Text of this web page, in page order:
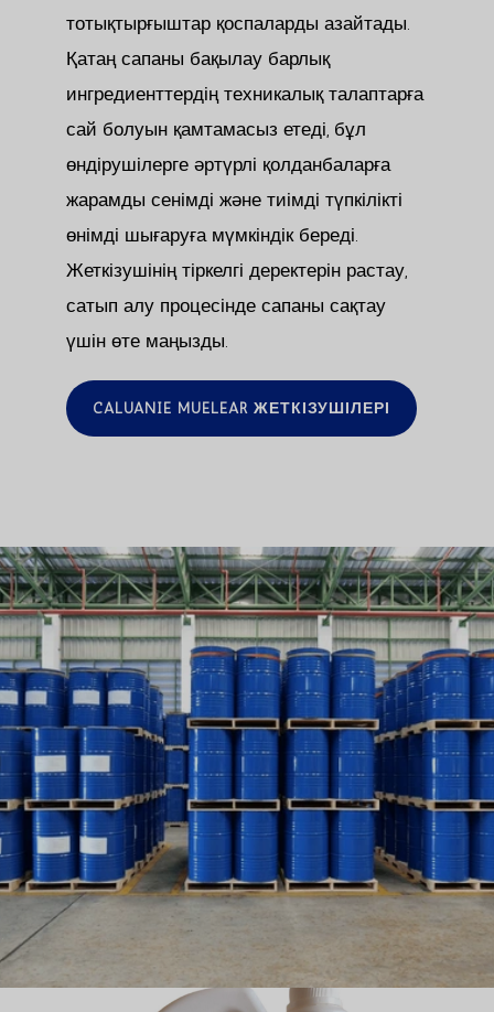
тотықтырғыштар қоспаларды азайтады.
Қатаң сапаны бақылау барлық
ингредиенттердің техникалық талаптарға
сай болуын қамтамасыз етеді, бұл
өндірушілерге әртүрлі қолданбаларға
жарамды сенімді және тиімді түпкілікті
өнімді шығаруға мүмкіндік береді.
Жеткізушінің тіркелгі деректерін растау,
сатып алу процесінде сапаны сақтау
үшін өте маңызды.
CALUANIE MUELEAR ЖЕТКІЗУШІЛЕРІ